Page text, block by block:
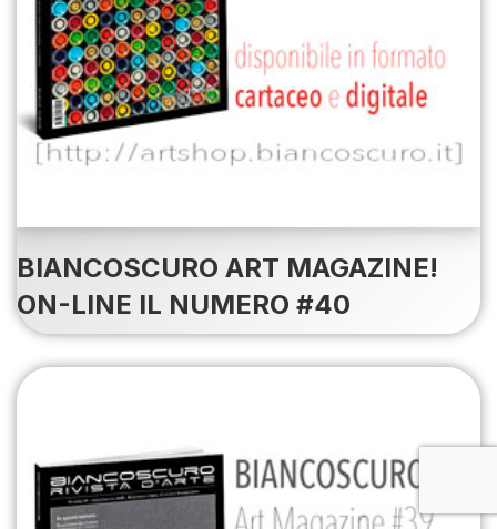
BIANCOSCURO ART MAGAZINE!
ON-LINE IL NUMERO #40